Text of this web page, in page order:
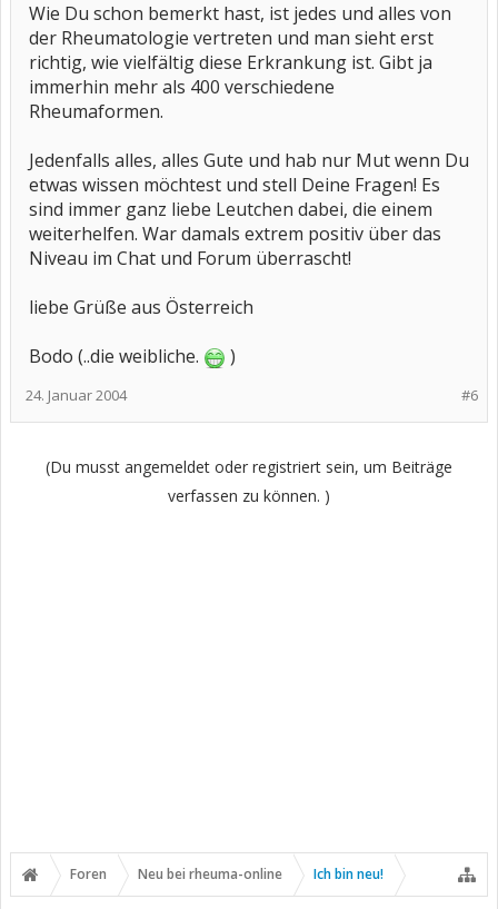
Wie Du schon bemerkt hast, ist jedes und alles von
der Rheumatologie vertreten und man sieht erst
richtig, wie vielfältig diese Erkrankung ist. Gibt ja
immerhin mehr als 400 verschiedene
Rheumaformen.
Jedenfalls alles, alles Gute und hab nur Mut wenn Du
etwas wissen möchtest und stell Deine Fragen! Es
sind immer ganz liebe Leutchen dabei, die einem
weiterhelfen. War damals extrem positiv über das
Niveau im Chat und Forum überrascht!
liebe Grüße aus Österreich
Bodo (..die weibliche.
)
#6
24. Januar 2004
(Du musst angemeldet oder registriert sein, um Beiträge
verfassen zu können. )
Foren Neu bei rheuma-online Ich bin neu!